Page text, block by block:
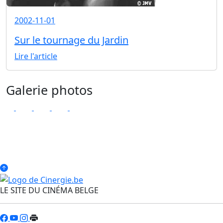
2002-11-01
Sur le tournage du Jardin
Lire l'article
Galerie photos
LE SITE DU CINÉMA BELGE